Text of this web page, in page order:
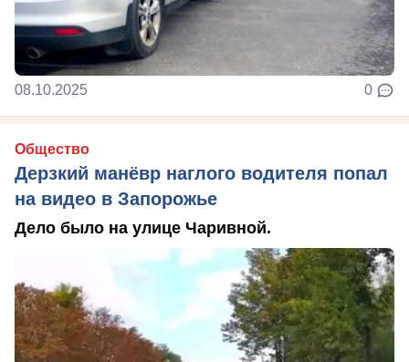
08.10.2025 0
Общество
Дерзкий манёвр наглого водителя попал
на видео в Запорожье
Дело было на улице Чаривной.